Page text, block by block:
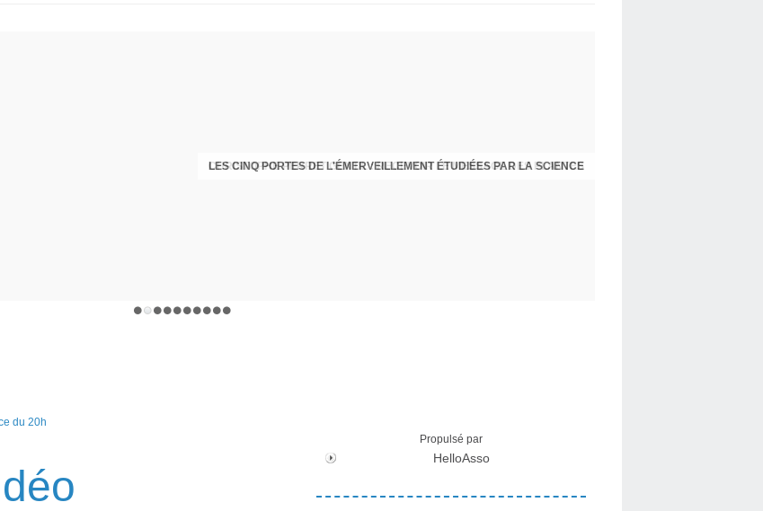
LES CINQ PORTES DE L'ÉMERVEILLEMENT ÉTUDIÉES PAR LA SCIENCE
CHRISTOPHE PERRET GENTIL : RECEVOIR LE MESSAGE DES PLANTES
Propulsé par
HelloAsso